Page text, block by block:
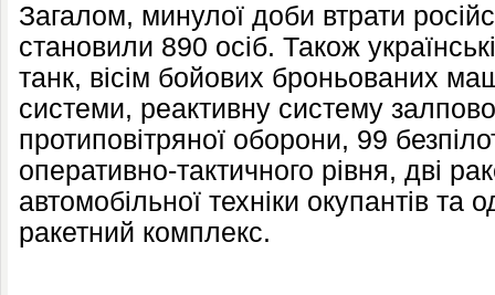
Загалом, минулої доби втрати
становили 890 осіб. Також
танк, вісім бойових броньованих
системи, реактивну систему
протиповітряної оборони, 99
оперативно-тактичного рівня, дві
автомобільної техніки окупантів та
ракетний комплекс.